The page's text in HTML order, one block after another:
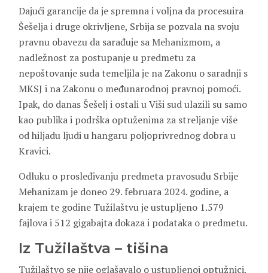
Dajući garancije da je spremna i voljna da procesuira
Šešelja i druge okrivljene, Srbija se pozvala na svoju
pravnu obavezu da sarađuje sa Mehanizmom, a
nadležnost za postupanje u predmetu za
nepoštovanje suda temeljila je na Zakonu o saradnji s
MKSJ i na Zakonu o međunarodnoj pravnoj pomoći.
Ipak, do danas Šešelj i ostali u Viši sud ulazili su samo
kao publika i podrška optuženima za streljanje više
od hiljadu ljudi u hangaru poljoprivrednog dobra u
Kravici.
Odluku o prosleđivanju predmeta pravosuđu Srbije
Mehanizam je doneo 29. februara 2024. godine, a
krajem te godine Tužilaštvu je ustupljeno 1.579
fajlova i 512 gigabajta dokaza i podataka o predmetu.
Iz Tužilaštva – tišina
Tužilaštvo se nije oglašavalo o ustupljenoj optužnici,